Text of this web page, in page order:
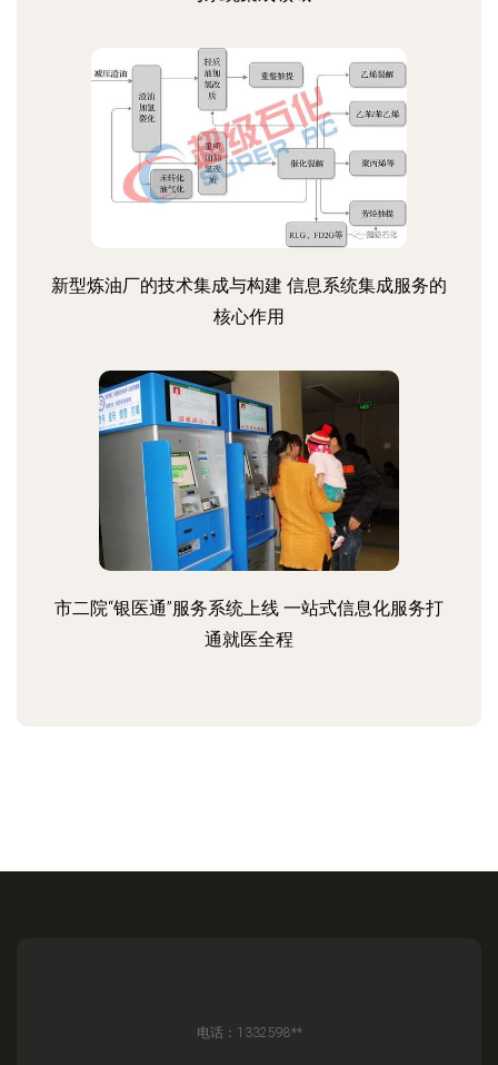
新型炼油厂的技术集成与构建 信息系统集成服务的
核心作用
市二院“银医通”服务系统上线 一站式信息化服务打
通就医全程
电话：1332598**